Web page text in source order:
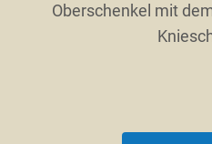
Oberschenkel mit